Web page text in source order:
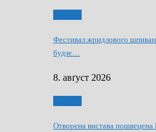
Фестивал жридлового
будзе…
8. авґуст 2026
Отворена вистава